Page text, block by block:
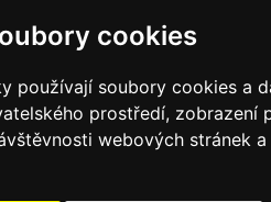
cookies
používají soubory cookies a
prostředí, zobrazení
webových stránek
(více informací
Elektronická podatelna:
posta@msmtgov cz